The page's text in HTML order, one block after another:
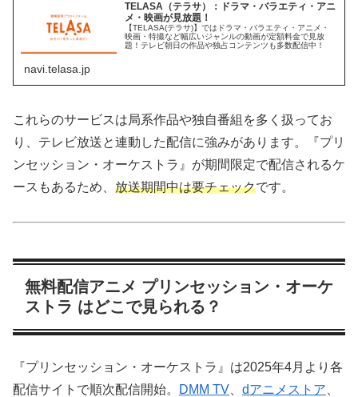
TELASA（テラサ）：ドラマ・バラエティ・アニ
メ・映画が見放題！
【TELASA(テラサ)】ではドラマ・バラエティ・アニメ・
映画・特撮など幅広いジャンルの動画が定額料金で見放
題！テレビ朝日の作品や独占コンテンツも多数配信中！
navi.telasa.jp
これらのサービスは局系作品や独自番組を多く扱ってお
り、テレビ放送と連動した配信に強みがあります。『プリ
ンセッション・オーケストラ』が期間限定で配信されるケ
ースもあるため、 放送期間中は要チェックです。
無料配信アニメ プリンセッション・オーケ
ストラ はどこで見られる？
『プリンセッション・オーケストラ』は2025年4月より各
配信サイトで順次配信開始。
DMM TV dアニメストア